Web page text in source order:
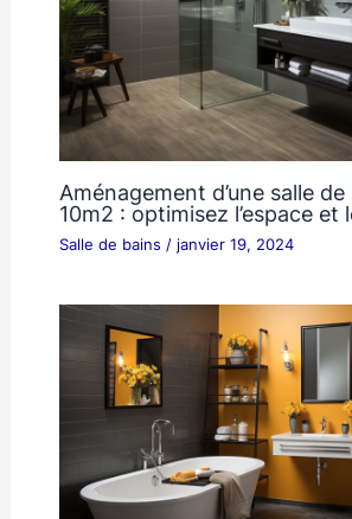
Aménagement d’une salle
10m2 : optimisez l’espace
Salle de bains / janvier 19, 2024